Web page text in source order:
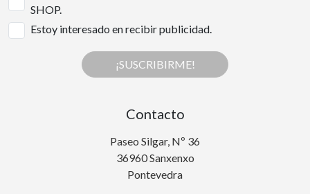
SHOP.
Estoy interesado en recibir publicidad.
¡SUSCRIBIRME!
Contacto
Paseo Silgar, Nº 36
36960 Sanxenxo
Pontevedra